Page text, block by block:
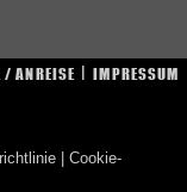
/ ANREISE IMPRESSUM
Cookie-